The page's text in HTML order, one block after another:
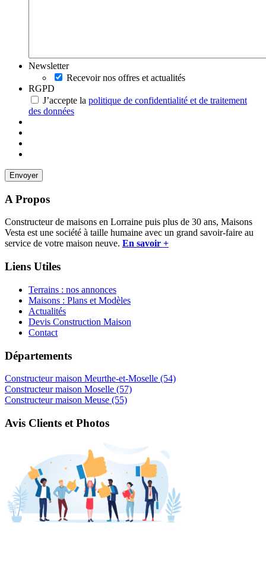
Newsletter
Recevoir nos offres et actualités
RGPD
J’accepte la politique de confidentialité et de traitement
des données
A Propos
Constructeur de maisons en Lorraine puis plus de 30 ans, Maisons
Vesta est une société à taille humaine avec un grand savoir-faire au
service de votre maison neuve. En savoir +
Liens Utiles
Terrains : nos annonces
Maisons : Plans et Modèles
Actualités
Devis Construction Maison
Contact
Départements
Constructeur maison Meurthe-et-Moselle (54)
Constructeur maison Moselle (57)
Constructeur maison Meuse (55)
Avis Clients et Photos